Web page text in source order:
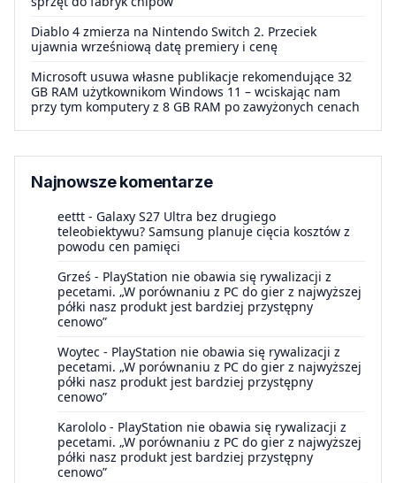
Diablo 4 zmierza na Nintendo Switch 2. Przeciek
ujawnia wrześniową datę premiery i cenę
Microsoft usuwa własne publikacje rekomendujące 32
GB RAM użytkownikom Windows 11 – wciskając nam
przy tym komputery z 8 GB RAM po zawyżonych cenach
Najnowsze komentarze
eettt - Galaxy S27 Ultra bez drugiego
teleobiektywu? Samsung planuje cięcia kosztów z
powodu cen pamięci
Grześ - PlayStation nie obawia się rywalizacji z
pecetami. „W porównaniu z PC do gier z najwyższej
półki nasz produkt jest bardziej przystępny
cenowo”
Woytec - PlayStation nie obawia się rywalizacji z
pecetami. „W porównaniu z PC do gier z najwyższej
półki nasz produkt jest bardziej przystępny
cenowo”
Karololo - PlayStation nie obawia się rywalizacji z
pecetami. „W porównaniu z PC do gier z najwyższej
półki nasz produkt jest bardziej przystępny
cenowo”